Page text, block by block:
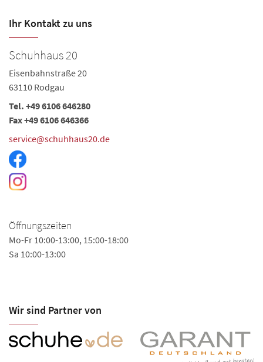
Ihr Kontakt zu uns
Schuhhaus 20
Eisenbahnstraße 20
63110 Rodgau
Tel. +49 6106 646280
Fax +49 6106 646366
service@schuhhaus20.de
Öffnungszeiten
Mo-Fr 10:00-13:00, 15:00-18:00
Sa 10:00-13:00
Wir sind Partner von